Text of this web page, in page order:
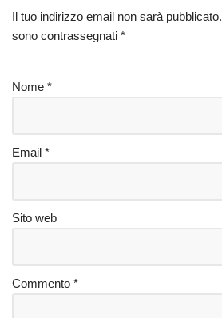
Il tuo indirizzo email non sarà pubblicato.
sono contrassegnati *
Nome *
Email *
Sito web
Commento *